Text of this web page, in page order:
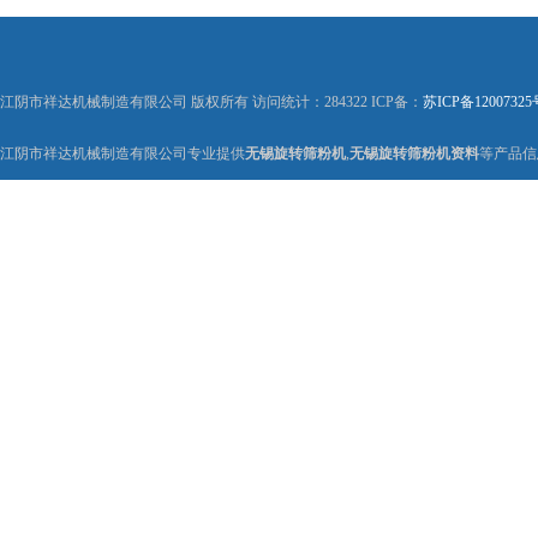
江阴市祥达机械制造有限公司 版权所有 访问统计：284322 ICP备： 苏ICP备12007325
江阴市祥达机械制造有限公司专业提供无锡旋转筛粉机,无锡旋转筛粉机资料等产品